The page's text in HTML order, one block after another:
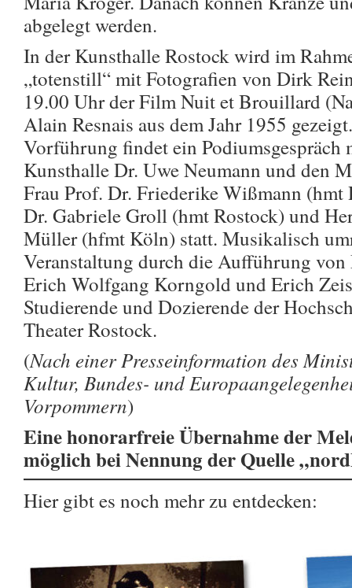
abgelegt werden.
In der Kunsthalle Rostock wird im
„totenstill“ mit Fotografien von Dirk
19.00 Uhr der Film Nuit et Brouillard
Alain Resnais aus dem Jahr 1955
Vorführung findet ein Podiumsgespräch
Kunsthalle Dr. Uwe Neumann und den
Frau Prof. Dr. Friederike Wißmann (hmt
Dr. Gabriele Groll (hmt Rostock) und
Müller (hfmt Köln) statt. Musikalisch
Veranstaltung durch die Aufführung
Erich Wolfgang Korngold und Erich
Studierende und Dozierende der
Theater Rostock.
(Nach einer Presseinformation des
Kultur, Bundes- und
Vorpommern)
Eine honorarfreie Übernahme der
möglich bei Nennung der Quelle
Hier gibt es noch mehr zu entdecken: